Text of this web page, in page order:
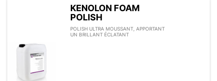
KENOLON FOAM
POLISH
POLISH ULTRA MOUSSANT, APPORTANT
UN BRILLANT ÉCLATANT